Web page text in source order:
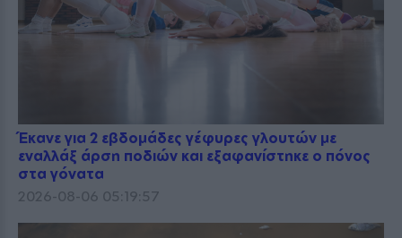
Έκανε για 2 εβδομάδες γέφυρες γλουτών με
εναλλάξ άρση ποδιών και εξαφανίστηκε ο πόνος
στα γόνατα
2026-08-06 05:19:57